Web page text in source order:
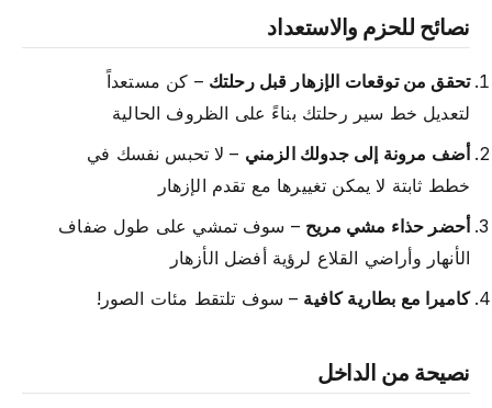
نصائح للحزم والاستعداد
تحقق من توقعات الإزهار قبل رحلتك – كن مستعداً
لتعديل خط سير رحلتك بناءً على الظروف الحالية
أضف مرونة إلى جدولك الزمني – لا تحبس نفسك في
خطط ثابتة لا يمكن تغييرها مع تقدم الإزهار
أحضر حذاء مشي مريح – سوف تمشي على طول ضفاف
الأنهار وأراضي القلاع لرؤية أفضل الأزهار
كاميرا مع بطارية كافية – سوف تلتقط مئات الصور!
نصيحة من الداخل